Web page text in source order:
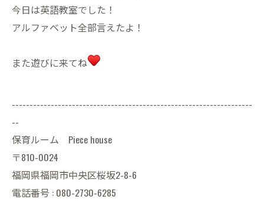
今日は英語教室でした！
アルファベット全部言えたよ！
また遊びに来てね
--------------------------------------------------------------------
--
保育ルーム Piece house
〒810-0024
福岡県福岡市中央区桜坂2-8-6
電話番号 : 080-2730-6285